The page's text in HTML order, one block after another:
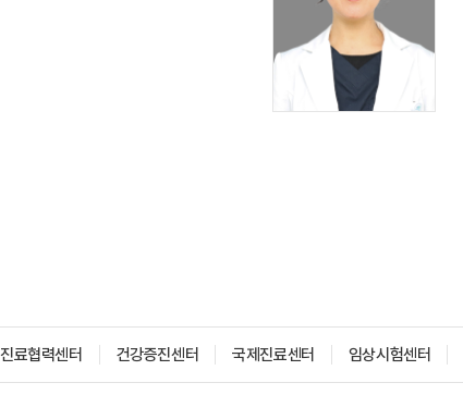
진료협력센터 건강증진센터 국제진료센터 임상시험센터